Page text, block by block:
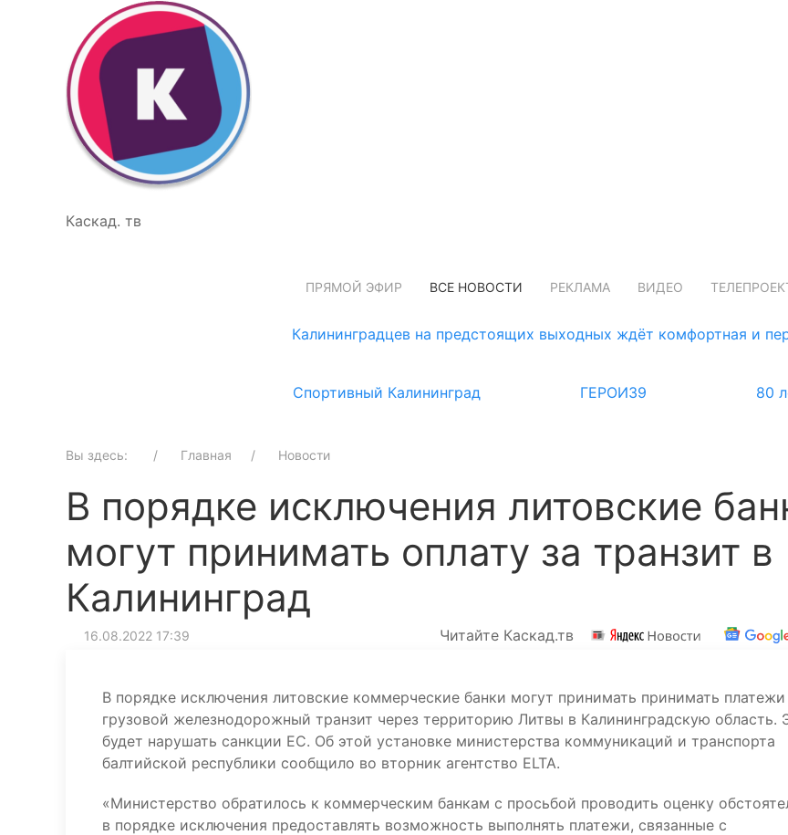
Каскад. тв
ПРЯМОЙ ЭФИР ВСЕ НОВОСТИ РЕКЛАМА ВИДЕО
Калининградцев на предстоящих выходных ждёт комфортная и
Спортивный Калининград
ГЕРОИ39
80
Вы здесь: Главная Новости
В порядке исключения литовские
могут принимать оплату за транзит в
Калининград
16.08.2022 17:39 Читайте Каскад.тв
В порядке исключения литовские коммерческие банки могут принимать принимать платежи
грузовой железнодорожный транзит через территорию Литвы в Калининградскую область.
будет нарушать санкции ЕС. Об этой установке министерства коммуникаций и транспорта
балтийской республики сообщило во вторник агентство ELTA.
«Министерство обратилось к коммерческим банкам с просьбой проводить оценку
в порядке исключения предоставлять возможность выполнять платежи, связанные с